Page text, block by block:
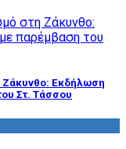
Ζάκυνθο: Εκδήλωση
Στ. Τάσσου